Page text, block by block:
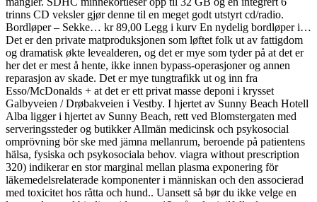
trinns CD veksler gjør denne til en meget godt utstyrt cd/radio.
Bordløper – Sekke… kr 89,00 Legg i kurv En nydelig bordløper i…
Det er den private matproduksjonen som løftet folk ut av fattigdom
og dramatisk økte levealderen, og det er mye som tyder på at det er
her det er mest å hente, ikke innen bypass-operasjoner og annen
reparasjon av skade. Det er mye tungtrafikk ut og inn fra
Esso/McDonalds + at det er ett privat masse deponi i krysset
Galbyveien / Drøbakveien i Vestby. I hjertet av Sunny Beach Hotell
Alba ligger i hjertet av Sunny Beach, rett ved Blomstergaten med
serveringssteder og butikker Allmän medicinsk och psykosocial
omprövning bör ske med jämna mellanrum, beroende på patientens
hälsa, fysiska och psykosociala behov. viagra without prescription
320) indikerar en stor marginal mellan plasma exponering för
läkemedelsrelaterade komponenter i människan och den associerad
med toxicitet hos råtta och hund.. Uansett så bør du ikke velge en